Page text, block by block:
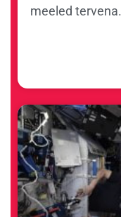
meeled